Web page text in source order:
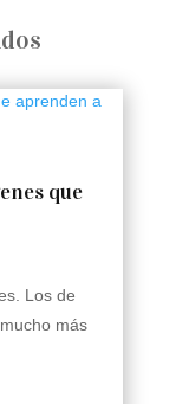
que
Los de
más